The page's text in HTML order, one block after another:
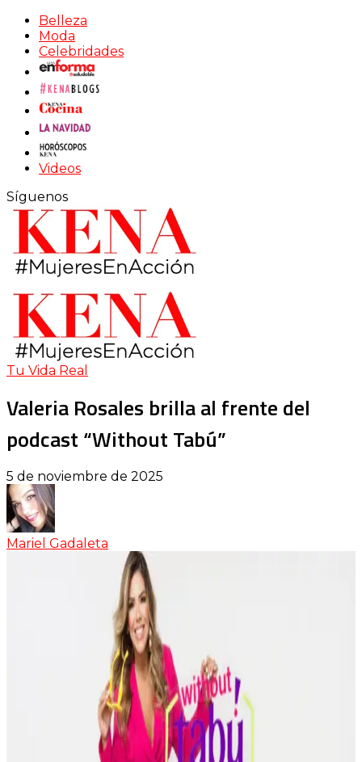
Belleza
Moda
Celebridades
Videos
Síguenos
Tu Vida Real
Valeria Rosales brilla al frente del
podcast “Without Tabú”
5 de noviembre de 2025
Mariel Gadaleta